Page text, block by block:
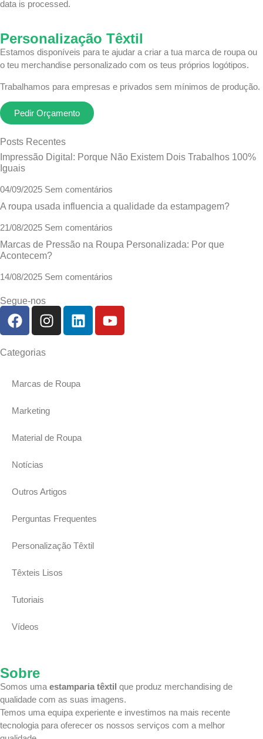
data is processed.
Personalização Têxtil
Estamos disponíveis para te ajudar a criar a tua marca de roupa ou
o teu merchandise personalizado com os teus próprios logótipos.
Trabalhamos para empresas e privados sem mínimos de produção.
Pedir Orçamento
Posts Recentes
Impressão Digital: Porque Não Existem Dois Trabalhos 100%
Iguais
04/09/2025 Sem comentários
A roupa usada influencia a qualidade da estampagem?
21/08/2025 Sem comentários
Marcas de Pressão na Roupa Personalizada: Por que
Acontecem?
14/08/2025 Sem comentários
Segue-nos
Categorias
Marcas de Roupa
Marketing
Material de Roupa
Notícias
Outros Artigos
Perguntas Frequentes
Personalização Têxtil
Têxteis Lisos
Tutoriais
Vídeos
Sobre
Somos uma estamparia têxtil que produz merchandising de
qualidade com as suas imagens.
Temos uma equipa experiente e investimos na mais recente
tecnologia para oferecer os nossos serviços com a melhor